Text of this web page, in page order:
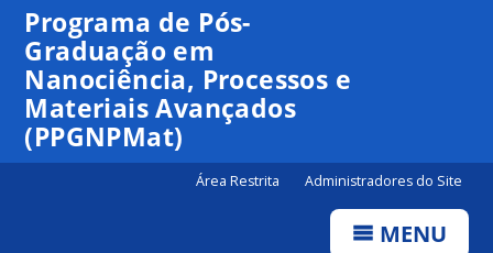
Programa de Pós-
Graduação em
Nanociência, Processos e
Materiais Avançados
(PPGNPMat)
Área Restrita Administradores do Site
MENU
01:00